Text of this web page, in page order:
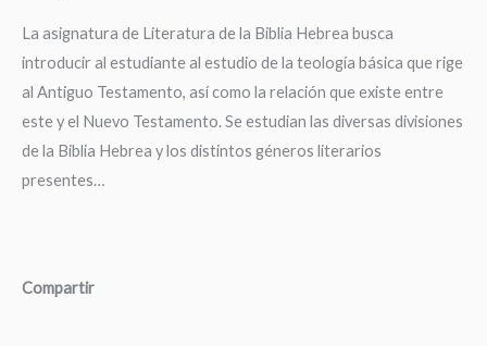
La asignatura de Literatura de la Biblia Hebrea busca
introducir al estudiante al estudio de la teología básica que rige
al Antiguo Testamento, así como la relación que existe entre
este y el Nuevo Testamento. Se estudian las diversas divisiones
de la Biblia Hebrea y los distintos géneros literarios
presentes…
Compartir